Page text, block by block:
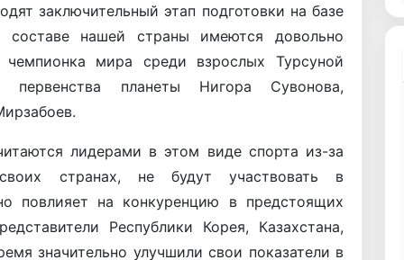
заключительный этап подготовки на базе
нашей страны имеются довольно
мира среди взрослых Турсуной
первенства планеты Нигора Сувонова,
лидерами в этом виде спорта из-за
странах, не будут участвовать в
повлияет на конкуренцию в предстоящих
Республики Корея, Казахстана,
значительно улучшили свои показатели в